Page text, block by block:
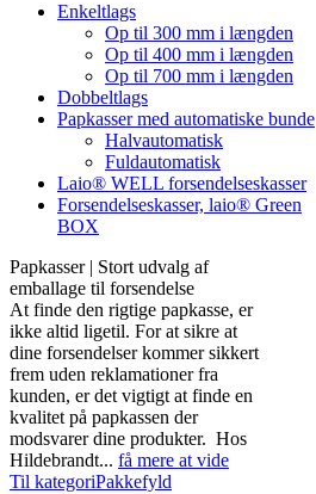
Enkeltlags
Op til 300 mm i længden
Op til 400 mm i længden
Op til 700 mm i længden
Dobbeltlags
Papkasser med automatiske bunde
Halvautomatisk
Fuldautomatisk
Laio® WELL forsendelseskasser
Forsendelseskasser, laio® Green
BOX
Papkasser | Stort udvalg af
emballage til forsendelse
At finde den rigtige papkasse, er
ikke altid ligetil. For at sikre at
dine forsendelser kommer sikkert
frem uden reklamationer fra
kunden, er det vigtigt at finde en
kvalitet på papkassen der
modsvarer dine produkter. Hos
Hildebrandt... få mere at vide
Til kategoriPakkefyld